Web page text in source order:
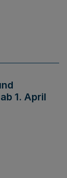
1. April